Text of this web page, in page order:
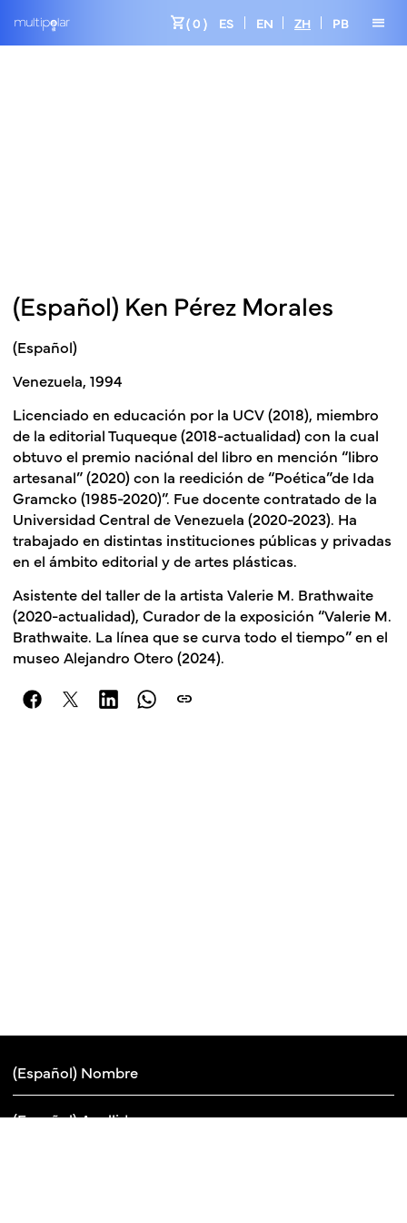
shopping_cart( 0 ) ES EN ZH PB menu
(Español) Ken Pérez Morales
(Español)
Venezuela, 1994
Licenciado en educación por la UCV (2018), miembro
de la editorial Tuqueque (2018-actualidad) con la cual
obtuvo el premio naciónal del libro en mención “libro
artesanal” (2020) con la reedición de “Poética”de Ida
Gramcko (1985-2020)”. Fue docente contratado de la
Universidad Central de Venezuela (2020-2023). Ha
trabajado en distintas instituciones públicas y privadas
en el ámbito editorial y de artes plásticas.
Asistente del taller de la artista Valerie M. Brathwaite
(2020-actualidad), Curador de la exposición “Valerie M.
Brathwaite. La línea que se curva todo el tiempo” en el
museo Alejandro Otero (2024).
link